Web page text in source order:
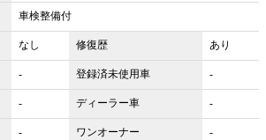
車検整備付
なし 修復歴 あり
- 登録済未使用車 -
- ディーラー車 -
- ワンオーナー -